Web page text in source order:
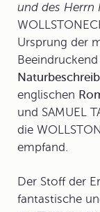
und des Herrn
Ursprung der
englischen
und SAMUEL
die
empfand.
Der Stoff der
fantastische